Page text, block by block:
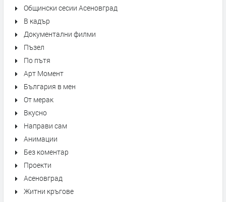
Общински сесии Асеновград
В кадър
Документални филми
Пъзел
По пътя
Арт Момент
България в мен
От мерак
Вкусно
Направи сам
Анимации
Без коментар
Проекти
Асеновград
Житни кръгове